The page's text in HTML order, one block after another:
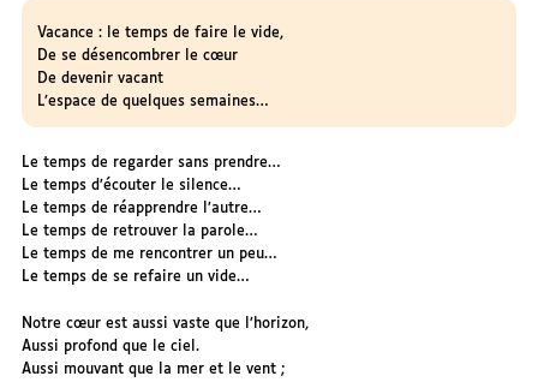
Vacance : le temps de faire le vide,
De se désencombrer le cœur
De devenir vacant
L’espace de quelques semaines…
Le temps de regarder sans prendre…
Le temps d’écouter le silence…
Le temps de réapprendre l’autre…
Le temps de retrouver la parole…
Le temps de me rencontrer un peu…
Le temps de se refaire un vide…
Notre cœur est aussi vaste que l’horizon,
Aussi profond que le ciel.
Aussi mouvant que la mer et le vent ;